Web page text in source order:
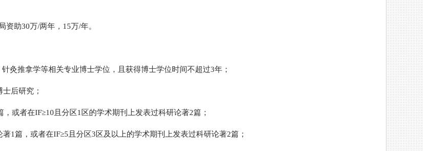
资助30万/两年，15万/年。
灸推拿学等相关专业博士学位，且获得博士学位时间不超过3年；
后研究；
或者在IF≥10且分区1区的学术期刊上发表过科研论著2篇；
1篇，或者在IF≥5且分区3区及以上的学术期刊上发表过科研论著2篇；